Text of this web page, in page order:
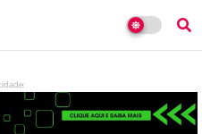
: